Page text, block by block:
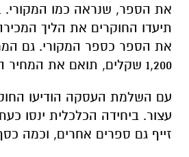
את הספר, שנראה כמו המקורי.
תיעדו החוקרים את הליך
את הספר כספר המקורי. גם
1,200 שקלים, תואם את המחיר המקורי.
עם השלמת העסקה הודיעו
עצור. ביחידה הכלכלית ינסו
זייף גם ספרים אחרים, וכמה